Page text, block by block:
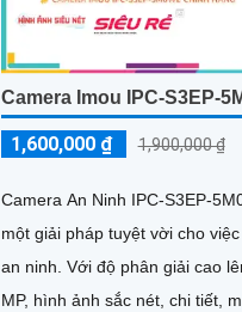
Camera Imou IPC-S3EP-
1,600,000 ₫ 1,900,000 ₫
Camera An Ninh IPC-S3EP-
một giải pháp tuyệt vời cho
an ninh. Với độ phân giải cao lên đến 5.0
MP, hình ảnh sắc nét, chi tiết,